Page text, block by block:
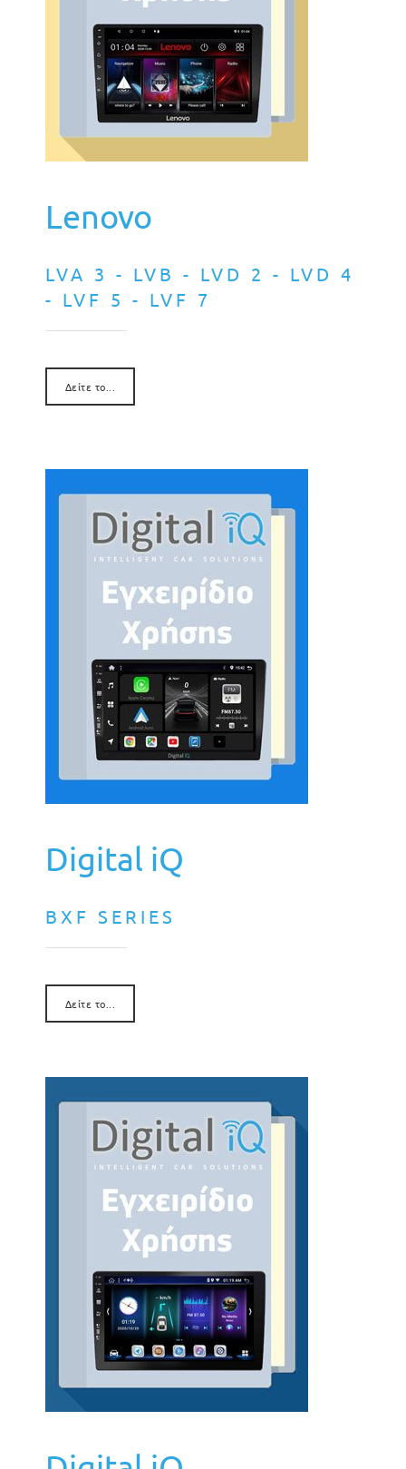
Lenovo
LVA 3 - LVB - LVD 2 - LVD 4
- LVF 5 - LVF 7
Δείτε το...
Digital iQ
BXF SERIES
Δείτε το...